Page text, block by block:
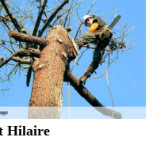
Hilaire